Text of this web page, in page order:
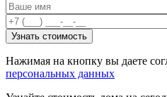
Нажимая на кнопку вы даете
персональных данных